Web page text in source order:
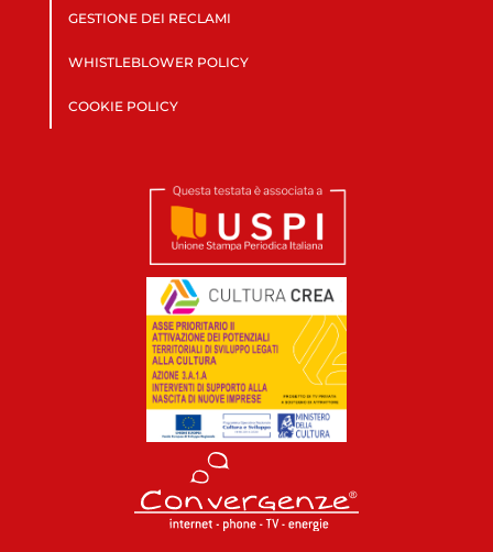
GESTIONE DEI RECLAMI
WHISTLEBLOWER POLICY
COOKIE POLICY